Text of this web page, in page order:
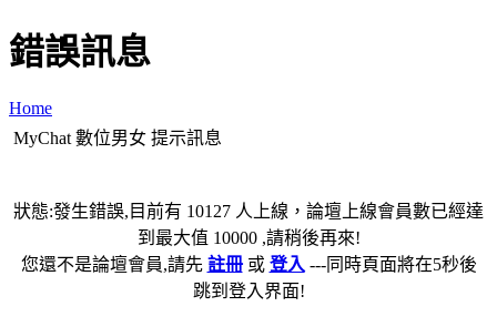
錯誤訊息
Home
MyChat 數位男女 提示訊息
狀態:發生錯誤,目前有 10127 人上線，論壇上線會員數已經達
到最大值 10000 ,請稍後再來!
您還不是論壇會員,請先 註冊或 登入 ---同時頁面將在5秒後
跳到登入界面!